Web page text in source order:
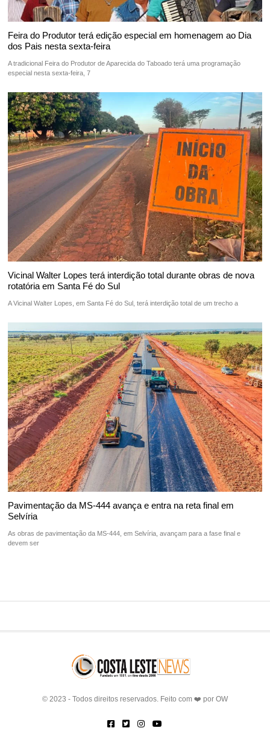
Feira do Produtor terá edição especial em homenagem ao Dia
dos Pais nesta sexta-feira
A tradicional Feira do Produtor de Aparecida do Taboado terá uma programação
especial nesta sexta-feira, 7
Vicinal Walter Lopes terá interdição total durante obras de nova
rotatória em Santa Fé do Sul
A Vicinal Walter Lopes, em Santa Fé do Sul, terá interdição total de um trecho a
Pavimentação da MS-444 avança e entra na reta final em
Selvíria
As obras de pavimentação da MS-444, em Selvíria, avançam para a fase final e
devem ser
© 2023 - Todos direitos reservados. Feito com ❤️ por OW